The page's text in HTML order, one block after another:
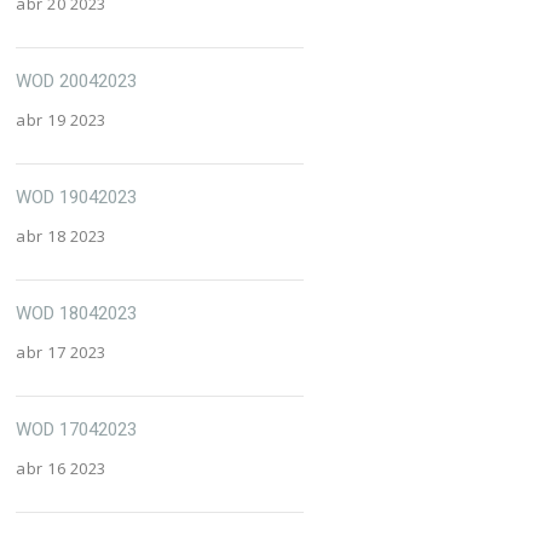
WOD 20042023
abr 19 2023
WOD 19042023
abr 18 2023
WOD 18042023
abr 17 2023
WOD 17042023
abr 16 2023